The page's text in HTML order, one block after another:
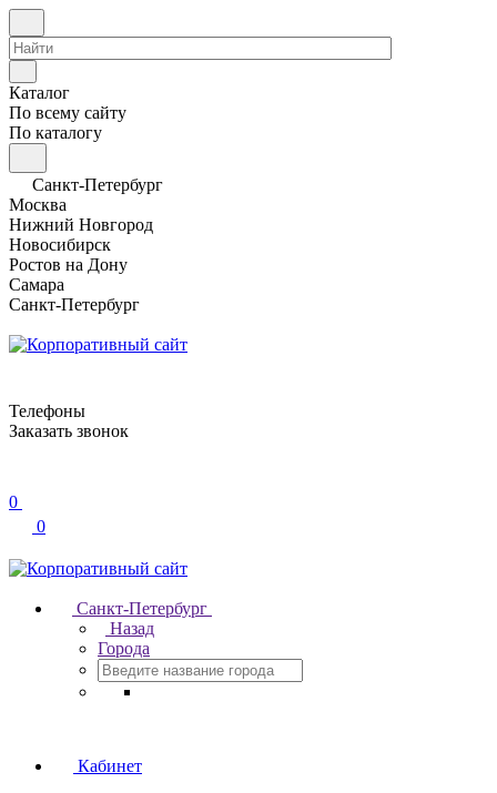
Каталог
По всему сайту
По каталогу
Санкт-Петербург
Москва
Нижний Новгород
Новосибирск
Ростов на Дону
Самара
Санкт-Петербург
Телефоны
Заказать звонок
0
0
Санкт-Петербург
Назад
Города
Кабинет